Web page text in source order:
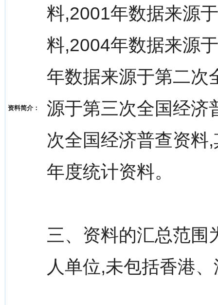
资料简介：
料,2001年数据来源
料,2004年数据来源
年数据来源于第二次
源于第三次全国经济
次全国经济普查资料
年度统计资料。
三、资料的汇总范围
人单位,未包括香港